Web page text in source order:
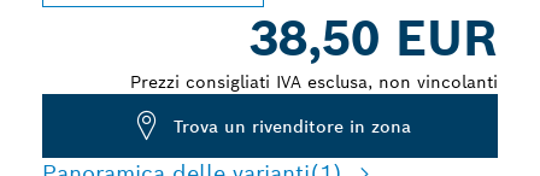
38,50 EUR
Prezzi consigliati IVA esclusa, non vincolanti
Trova un rivenditore in zona